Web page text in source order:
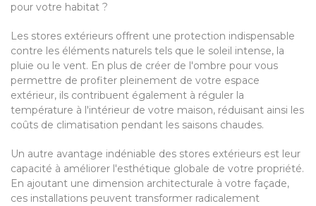
pour votre habitat ?
Les stores extérieurs offrent une protection indispensable
contre les éléments naturels tels que le soleil intense, la
pluie ou le vent. En plus de créer de l'ombre pour vous
permettre de profiter pleinement de votre espace
extérieur, ils contribuent également à réguler la
température à l'intérieur de votre maison, réduisant ainsi les
coûts de climatisation pendant les saisons chaudes.
Un autre avantage indéniable des stores extérieurs est leur
capacité à améliorer l'esthétique globale de votre propriété.
En ajoutant une dimension architecturale à votre façade,
ces installations peuvent transformer radicalement